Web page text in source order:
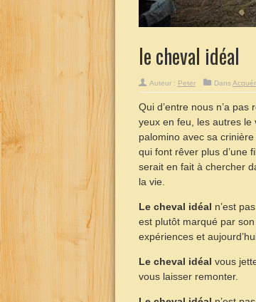
le cheval idéal
Auteur : Peter Dans
Qui d’entre nous n’a
yeux en feu, les autres
palomino avec sa
qui font rêver plus d’une
serait en fait à chercher
la vie.
Le cheval idéal n’est
est plutôt marqué par
expériences et
Le cheval idéal vous
vous laisser remonter.